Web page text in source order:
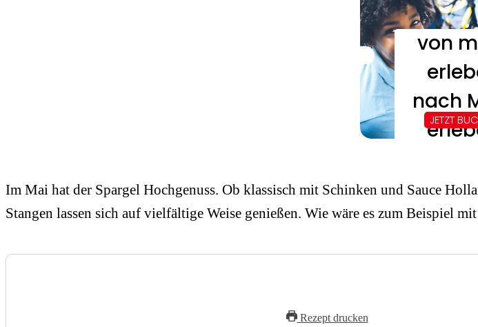
Im Mai hat der Spargel Hochgenuss. Ob klassisch mit Schinken und Sauce
Stangen lassen sich auf vielfältige Weise genießen. Wie wäre es zum Beispiel
Rezept drucken